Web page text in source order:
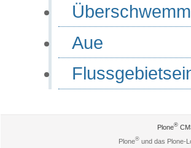
Aue
Plone®
Plone®und das Plone-